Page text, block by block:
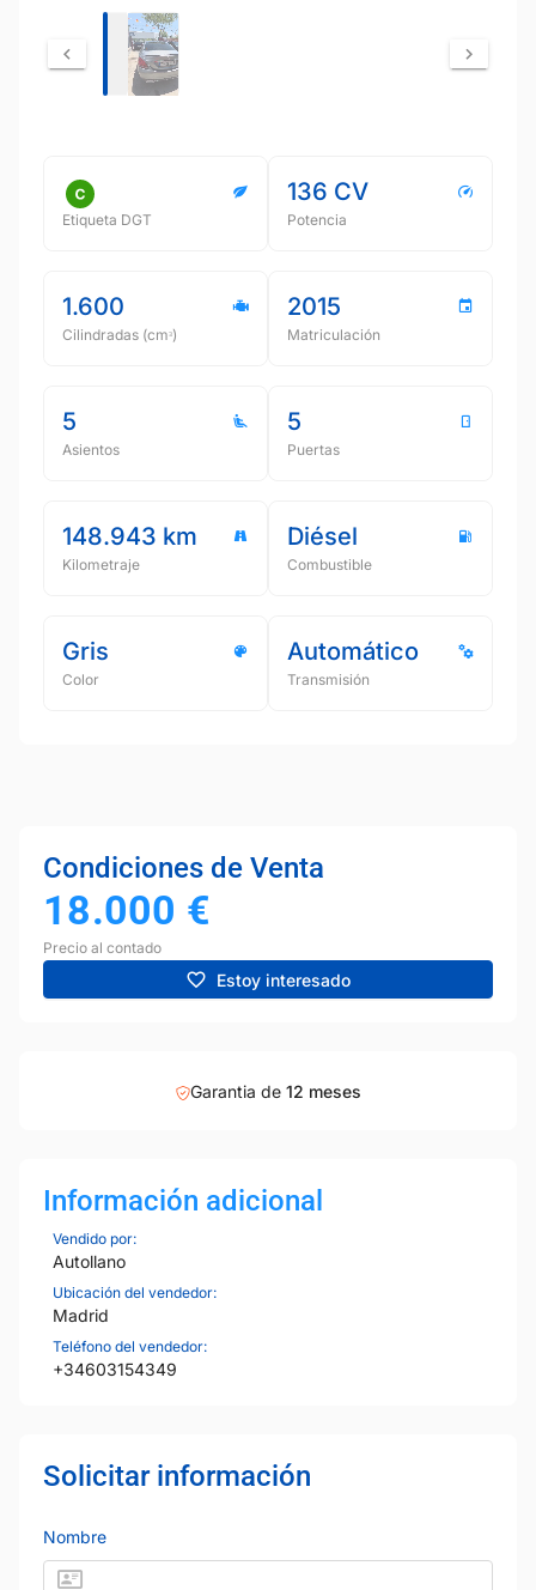
Etiqueta DGT
136 CV
Potencia
1.600
Cilindradas (cmᵌ)
2015
Matriculación
5
Asientos
5
Puertas
148.943 km
Kilometraje
Diésel
Combustible
Gris
Color
Automático
Transmisión
Condiciones de Venta
18.000 €
Precio al contado
Estoy interesado
Garantia de 12 meses
Información adicional
Vendido por:
Autollano
Ubicación del vendedor:
Madrid
Teléfono del vendedor:
+34603154349
Solicitar información
Nombre